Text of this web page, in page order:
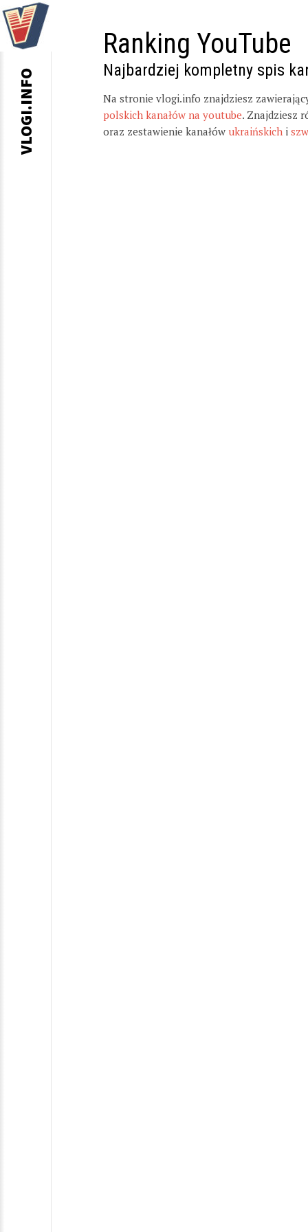
Ranking YouTube
Najbardziej kompletny spis
Na stronie vlogi.info znajdziesz
polskich kanałów na youtube. Znajdziesz
oraz zestawienie kanałów ukraińskich i
VLOGI.INFO